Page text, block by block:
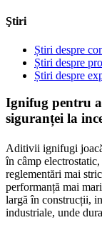
Ştiri
Știri despre
Știri despre
Știri despre
Ignifug pentru
siguranței la
Aditivii ignifugi
în câmp
reglementări mai
performanță mai
largă în construcții,
industriale, unde